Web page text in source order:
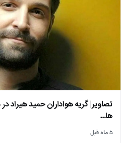
تصاویر| گریه هواداران حمید هیراد
ها…
۵ ماه قبل